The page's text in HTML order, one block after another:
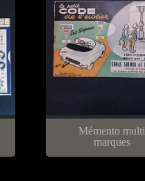
Mémento multi
marques